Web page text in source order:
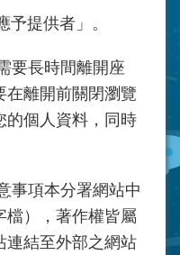
予提供者」。
要長時間離開座
在離開前關閉瀏覽
的個人資料，同時
事項本分署網站中
檔），著作權皆屬
連結至外部之網站